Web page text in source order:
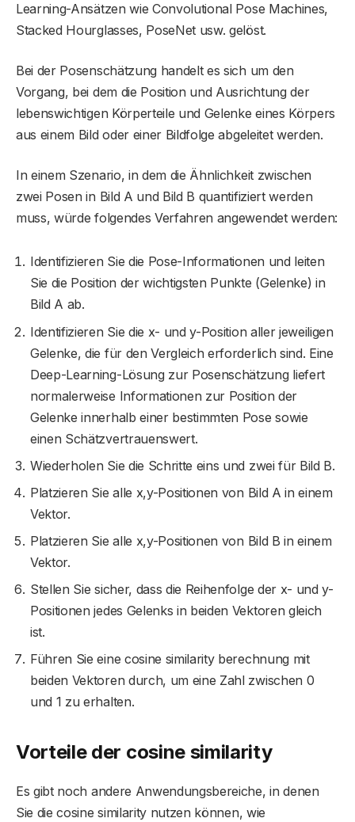
Learning-Ansätzen wie Convolutional Pose Machines,
Stacked Hourglasses, PoseNet usw. gelöst.
Bei der Posenschätzung handelt es sich um den
Vorgang, bei dem die Position und Ausrichtung der
lebenswichtigen Körperteile und Gelenke eines Körpers
aus einem Bild oder einer Bildfolge abgeleitet werden.
In einem Szenario, in dem die Ähnlichkeit zwischen
zwei Posen in Bild A und Bild B quantifiziert werden
muss, würde folgendes Verfahren angewendet werden:
Identifizieren Sie die Pose-Informationen und leiten
Sie die Position der wichtigsten Punkte (Gelenke) in
Bild A ab.
Identifizieren Sie die x- und y-Position aller jeweiligen
Gelenke, die für den Vergleich erforderlich sind. Eine
Deep-Learning-Lösung zur Posenschätzung liefert
normalerweise Informationen zur Position der
Gelenke innerhalb einer bestimmten Pose sowie
einen Schätzvertrauenswert.
Wiederholen Sie die Schritte eins und zwei für Bild B.
Platzieren Sie alle x,y-Positionen von Bild A in einem
Vektor.
Platzieren Sie alle x,y-Positionen von Bild B in einem
Vektor.
Stellen Sie sicher, dass die Reihenfolge der x- und y-
Positionen jedes Gelenks in beiden Vektoren gleich
ist.
Führen Sie eine cosine similarity berechnung mit
beiden Vektoren durch, um eine Zahl zwischen 0
und 1 zu erhalten.
Vorteile der cosine similarity
Es gibt noch andere Anwendungsbereiche, in denen
Sie die cosine similarity nutzen können, wie